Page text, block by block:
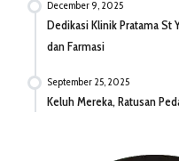
December 9, 2025
Dedikasi Klinik Pratama St
dan Farmasi
September 25, 2025
Keluh Mereka, Ratusan